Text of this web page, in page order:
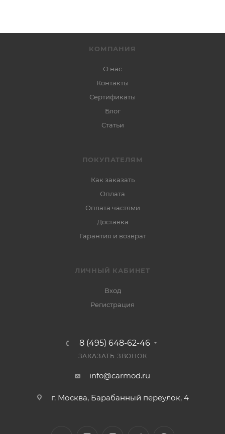
КОМПАНИЯ
О нас
Контакты
Сертификаты
Блог
Статьи
ПОКУПАТЕЛЯМ
Как заказать
Оплата
Оплата частями
Доставка
Гарантия и возврат
ЛИЧНЫЙ КАБИНЕТ
Вход
Регистрация
8 (495) 648-62-46
ЗАКАЗАТЬ ЗВОНОК
info@carmod.ru
г. Москва, Барабанный переулок, 4